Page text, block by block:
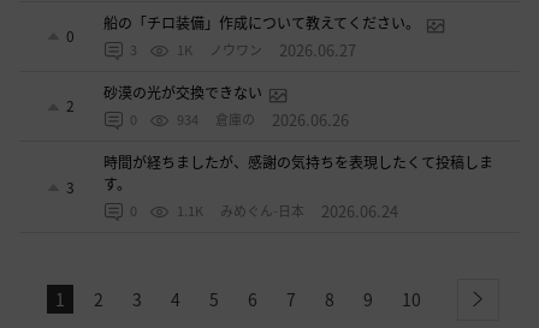
0
船の「チロ装備」作成について教えてください。
3 1K ノウワン 2026.06.27
2
砂漠の光が交換できない
0 934 倉庫の 2026.06.26
3
時間が経ちましたが、感謝の気持ちを表現したくて投稿しま
す。
0 1.1K みめぐん-日本 2026.06.24
1 2 3 4 5 6 7 8 9 10 next